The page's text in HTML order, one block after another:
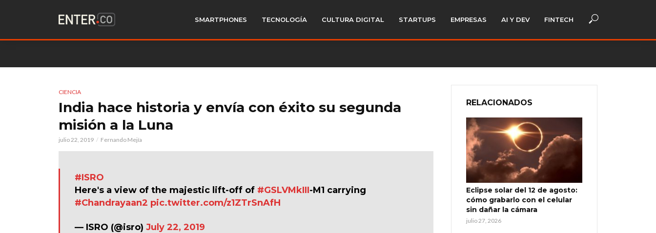
SMARTPHONES TECNOLOGÍA CULTURA DIGITAL STARTUPS EMPRESAS AI Y DEV FINTECH
CIENCIA
India hace historia y envía con éxito su segunda
misión a la Luna
julio 22, 2019 Fernando Mejía
#ISRO
Here's a view of the majestic lift-off of #GSLVMkIII-M1 carrying
#Chandrayaan2 pic.twitter.com/z1ZTrSnAfH
— ISRO (@isro) July 22, 2019
RELACIONADOS
Eclipse solar del 12 de agosto:
cómo grabarlo con el celular
sin dañar la cámara
julio 27, 2026